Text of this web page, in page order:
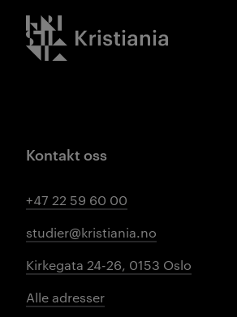
Kristiania logo
Kontakt oss
+47 22 59 60 00
studier@kristiania.no
Kirkegata 24-26, 0153 Oslo
Alle adresser